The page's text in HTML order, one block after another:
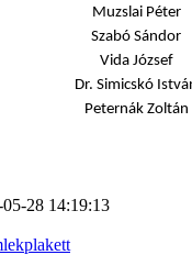
Muzslai Péter
Szabó Sándor
Vida József
Dr. Simicskó
Peternák Zoltán
28 14:19:13